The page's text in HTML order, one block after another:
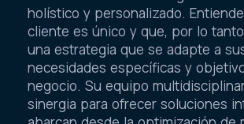
holístico y personalizado.
cliente es único y que, por lo
una estrategia que se adapte a
necesidades específicas y
negocio. Su equipo
sinergia para ofrecer soluciones